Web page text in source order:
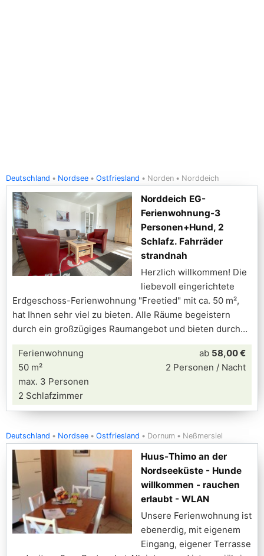
Deutschland Nordsee Ostfriesland Norden Norddeich
Norddeich EG-
Ferienwohnung-3
Personen+Hund, 2
Schlafz. Fahrräder
strandnah
Herzlich willkommen! Die
liebevoll eingerichtete
Erdgeschoss-Ferienwohnung "Freetied" mit ca. 50 m²,
hat Ihnen sehr viel zu bieten. Alle Räume begeistern
durch ein großzügiges Raumangebot und bieten durch
Ferienwohnung
50 m²
max. 3 Personen
2 Schlafzimmer
ab 58,00 €
2 Personen / Nacht
Deutschland Nordsee Ostfriesland Dornum Neßmersiel
Huus-Thimo an der
Nordseeküste - Hunde
willkommen - rauchen
erlaubt - WLAN
Unsere Ferienwohnung ist
ebenerdig, mit eigenem
Eingang, eigener Terrasse